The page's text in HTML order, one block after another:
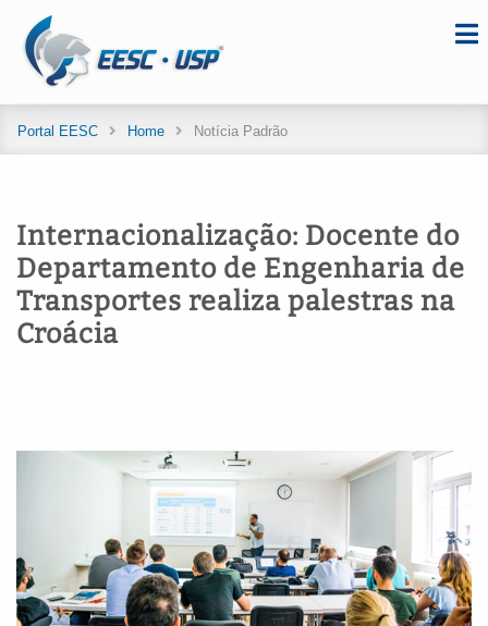
Portal EESC Home Notícia Padrão
Internacionalização: Docente do
Departamento de Engenharia de
Transportes realiza palestras na
Croácia